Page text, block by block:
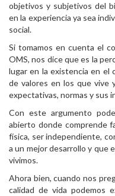
objetivos y subjetivos del
en la experiencia ya sea
social.
Si tomamos en cuenta el
OMS, nos dice que es la
lugar en la existencia en el
de valores en los que vive
expectativas, normas y sus
Con este argumento
abierto donde comprende
física, ser independiente,
a un mejor desarrollo y que
vivimos.
Ahora bien, cuando nos
calidad de vida podemos